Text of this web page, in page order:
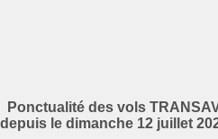
Ponctualité des vols
depuis le dimanche 12 juillet